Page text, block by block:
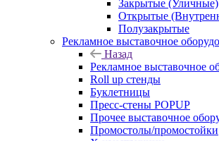
Закрытые (Уличные)
Открытые
Полузакрытые
Рекламное выставочное
Назад
Рекламное выставочное
Roll up стенды
Буклетницы
Пресс-стены POPUP
Прочее выставочное
Промостолы/промостойки